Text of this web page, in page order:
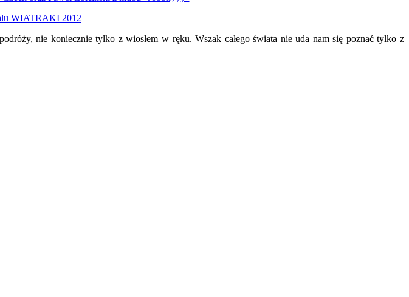
nie koniecznie tylko z wiosłem w ręku. Wszak całego świata nie uda nam się poznać tylko z